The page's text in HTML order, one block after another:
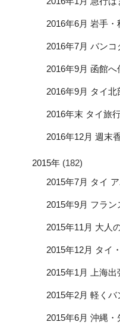
2016年6月 岩手・
2016年7月 バン
2016年9月 函館へ
2016年9月 タイ北
2016年末 タイ旅
2016年12月 週末
2015年 (182)
2015年7月 タイ
2015年9月 フラン
2015年11月 大人
2015年12月 タイ
2015年1月 上海出
2015年2月 軽くバ
2015年6月 沖縄